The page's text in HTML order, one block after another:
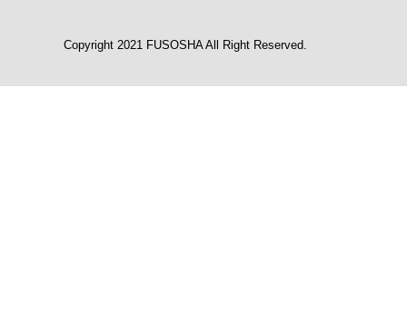
Copyright 2021 FUSOSHA All Right Reserved.